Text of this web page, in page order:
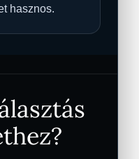
hasznos.